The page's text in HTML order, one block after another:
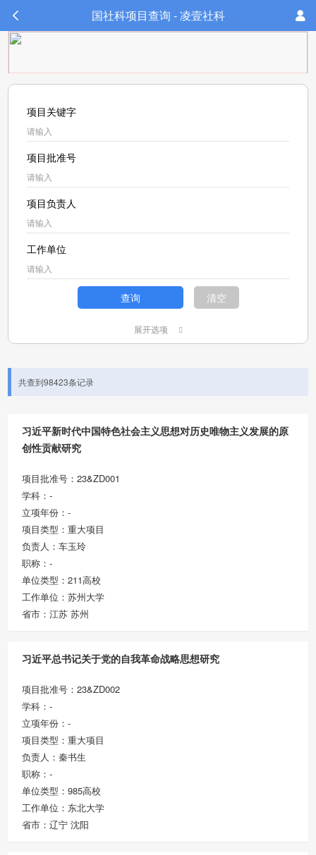
国社科项目查询 - 凌壹社科
项目关键字
项目批准号
项目负责人
工作单位
查询 清空
展开选项
共查到98423条记录
习近平新时代中国特色社会主义思想对历史唯物主义发展的原
创性贡献研究
项目批准号：23&ZD001
学科：-
立项年份：-
项目类型：重大项目
负责人：车玉玲
职称：-
单位类型：211高校
工作单位：苏州大学
省市：江苏 苏州
习近平总书记关于党的自我革命战略思想研究
项目批准号：23&ZD002
学科：-
立项年份：-
项目类型：重大项目
负责人：秦书生
职称：-
单位类型：985高校
工作单位：东北大学
省市：辽宁 沈阳